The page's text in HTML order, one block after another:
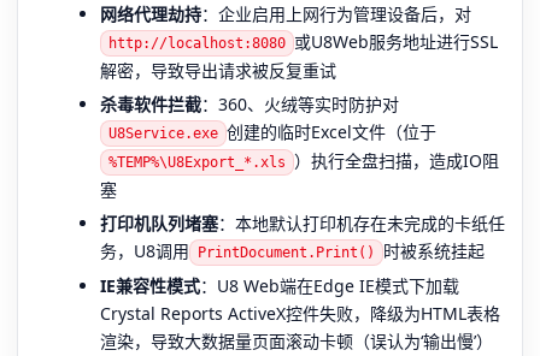
网络代理劫持：企业启用上网行为管理设备后，对
http://localhost:8080 或U8Web服务地址进行SSL
解密，导致导出请求被反复重试
杀毒软件拦截：360、火绒等实时防护对
U8Service.exe 创建的临时Excel文件（位于
%TEMP%\U8Export_*.xls ）执行全盘扫描，造成IO阻
塞
打印机队列堵塞：本地默认打印机存在未完成的卡纸任
务，U8调用
PrintDocument.Print()
时被系统挂起
IE兼容性模式：U8 Web端在Edge IE模式下加载
Crystal Reports ActiveX控件失败，降级为HTML表格
渲染，导致大数据量页面滚动卡顿（误认为‘输出慢’）